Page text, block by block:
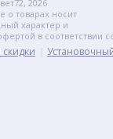
2026
о товарах носит
характер и
в соответствии